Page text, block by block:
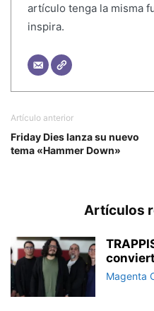
artículo tenga la misma
inspira.
Artículo anterior
Friday Dies lanza su nuevo
tema «Hammer Down»
Artículos
Magenta